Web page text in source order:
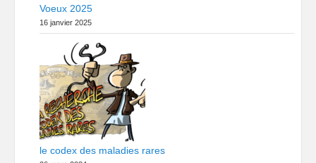
Voeux 2025
16 janvier 2025
le codex des maladies rares